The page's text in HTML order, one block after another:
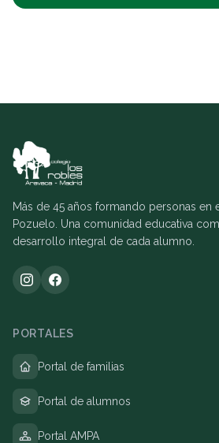
Más de 45 años formando personas en
Pozuelo. Una comunidad educativa
desarrollo integral de cada alumno.
PORTALES
Portal de familias
Portal de alumnos
Portal AMPA